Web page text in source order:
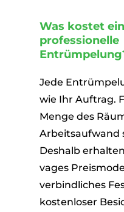
Was kostet
professionelle
Jede
wie Ihr Auftrag.
Menge des
Arbeitsaufwand
Deshalb
vages
verbindliches
kostenloser